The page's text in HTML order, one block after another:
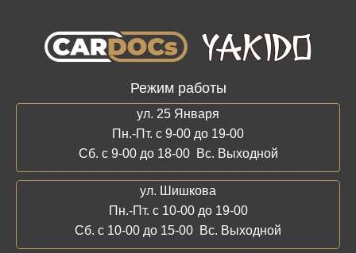
Режим работы
ул. 25 Января
Пн.-Пт. с 9-00 до 19-00
Сб. с 9-00 до 18-00 Вс. Выходной
ул. Шишкова
Пн.-Пт. с 10-00 до 19-00
Сб. с 10-00 до 15-00 Вс. Выходной